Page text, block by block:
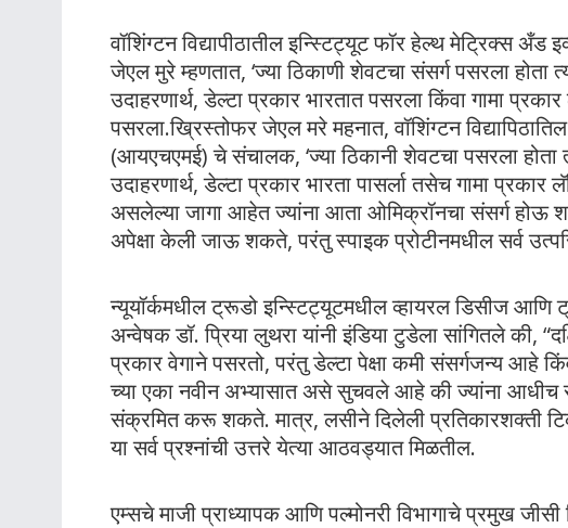
वॉशिंग्टन विद्यापीठातील इन्स्टिट्यूट फॉर हेल्थ मेट्रिक्स
जेएल मुरे म्हणतात, ‘ज्या ठिकाणी शेवटचा संसर्ग पसरला होता
उदाहरणार्थ, डेल्टा प्रकार भारतात पसरला किंवा गामा
पसरला.ख्रिस्तोफर जेएल मरे महनात, वॉशिंग्टन
(आयएचएमई) चे संचालक, ‘ज्या ठिकानी शेवटचा पसरला
उदाहरणार्थ, डेल्टा प्रकार भारता पासर्ला तसेच गामा
असलेल्या जागा आहेत ज्यांना आता ओमिक्रॉनचा संसर्ग होऊ
अपेक्षा केली जाऊ शकते, परंतु स्पाइक प्रोटीनमधील सर्व
न्यूयॉर्कमधील ट्रूडो इन्स्टिट्यूटमधील व्हायरल डिसीज आणि
अन्वेषक डॉ. प्रिया लुथरा यांनी इंडिया टुडेला सांगितले की,
प्रकार वेगाने पसरतो, परंतु डेल्टा पेक्षा कमी संसर्गजन्य आहे
च्या एका नवीन अभ्यासात असे सुचवले आहे की ज्यांना आधीच
संक्रमित करू शकते. मात्र, लसीने दिलेली प्रतिकारशक्ती
या सर्व प्रश्नांची उत्तरे येत्या आठवड्यात मिळतील.
एम्सचे माजी प्राध्यापक आणि पल्मोनरी विभागाचे प्रमुख